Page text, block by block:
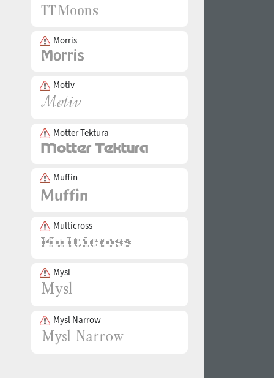
Morris
Motiv
Motter Tektura
Muffin
Multicross
Mysl
Mysl Narrow